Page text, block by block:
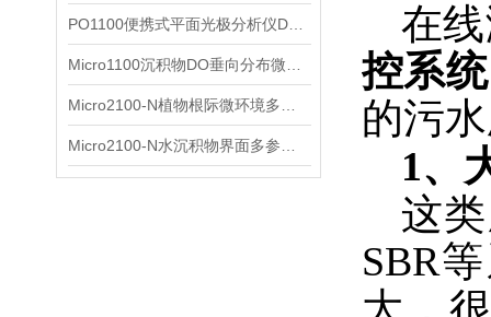
在
控系
的污
1、
这
SBR